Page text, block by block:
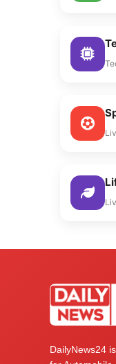
DailyNews24